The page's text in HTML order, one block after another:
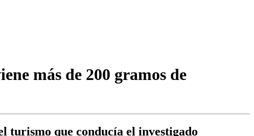
más de 200 gramos de
turismo que conducía el investigado